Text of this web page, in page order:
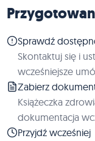
Sprawdź
Skontaktuj się i
wcześniejsze
Zabierz
Książeczka
dokumentacja
Przyjdź wcześniej